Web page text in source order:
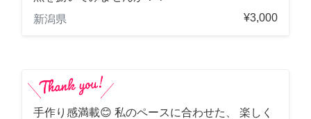
新潟県
¥3,000
手作り感満載😊 私のペースに合わせた、 楽しく